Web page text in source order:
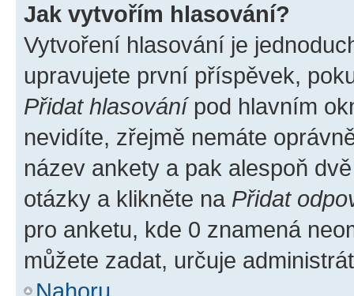
Jak vytvořím hlasování?
Vytvoření hlasování je
upravujete první příspěvek,
Přidat hlasovánípod hlavním
nevidíte, zřejmě nemáte
název ankety a pak alespoň
otázky a klikněte na Přidat
pro anketu, kde 0 znamená
můžete zadat, určuje